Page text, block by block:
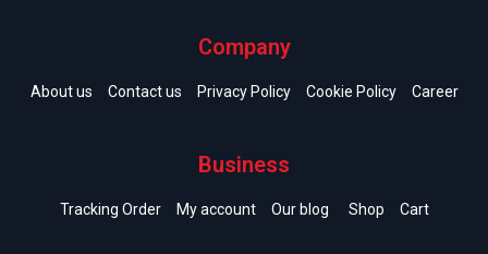
Company
About us Contact us Privacy Policy Cookie Policy Career
Business
Tracking Order My account Our blog Shop Cart